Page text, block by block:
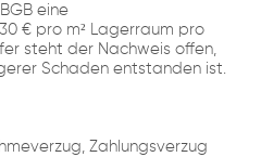
eine
€ pro m² Lagerraum pro
steht der Nachweis offen,
Schaden entstanden ist.
Zahlungsverzug